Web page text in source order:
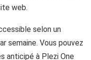
web.
selon un
semaine. Vous pouvez
anticipé à Plezi One